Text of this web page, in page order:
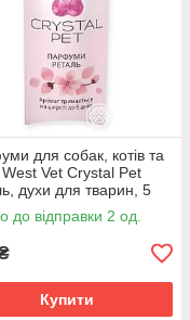
для собак, котів та
West Vet Crystal Pet
духи для тварин, 5
до відправки 2 од.
Купити